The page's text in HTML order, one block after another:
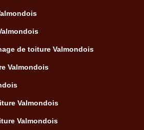
de toiture Valmondois
Valmondois
Valmondois
Valmondois